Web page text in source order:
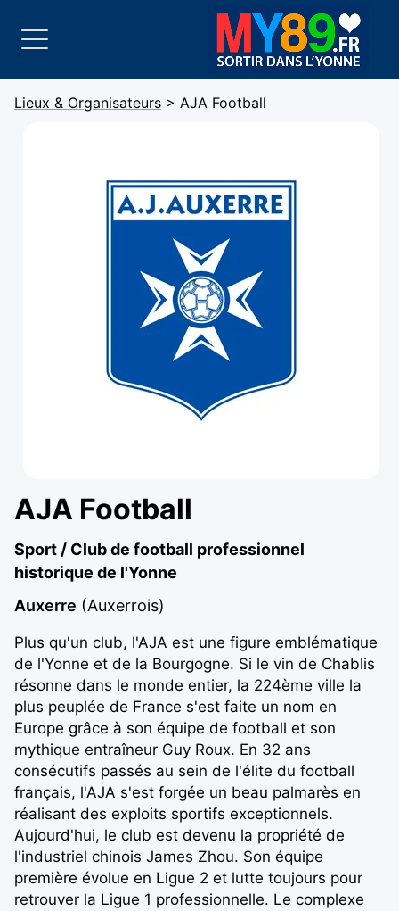
Lieux & Organisateurs > AJA Football
AJA Football
Sport / Club de football professionnel
historique de l'Yonne
Auxerre (Auxerrois)
Plus qu'un club, l'AJA est une figure emblématique
de l'Yonne et de la Bourgogne. Si le vin de Chablis
résonne dans le monde entier, la 224ème ville la
plus peuplée de France s'est faite un nom en
Europe grâce à son équipe de football et son
mythique entraîneur Guy Roux. En 32 ans
consécutifs passés au sein de l'élite du football
français, l'AJA s'est forgée un beau palmarès en
réalisant des exploits sportifs exceptionnels.
Aujourd'hui, le club est devenu la propriété de
l'industriel chinois James Zhou. Son équipe
première évolue en Ligue 2 et lutte toujours pour
retrouver la Ligue 1 professionnelle. Le complexe